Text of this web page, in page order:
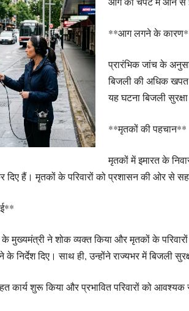
**आग लगने के
प्रारंभिक जांच के
बिजली की अधिक
यह घटना बिजली
**मृतकों की पहचान**
मृतकों में इमारत के
हैं। मृतकों के परिवारों को प्रशासन की ओर से
मुख्यमंत्री ने शोक व्यक्त किया और मृतकों के
निर्देश दिए। साथ ही, उन्होंने राज्यभर में बिजली
कार्य शुरू किया और प्रभावित परिवारों को